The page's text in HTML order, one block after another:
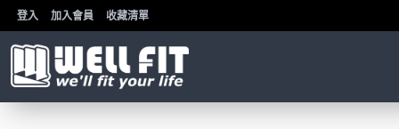
登入 加入會員 收藏清單